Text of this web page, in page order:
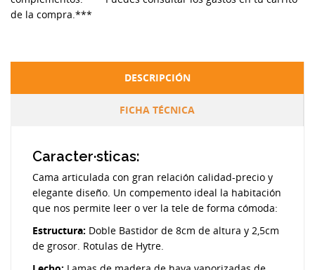
de la compra.***
DESCRIPCIÓN
FICHA TÉCNICA
Caracter·sticas:
Cama articulada con gran relación calidad-precio y
elegante diseño. Un compemento ideal la habitación
que nos permite leer o ver la tele de forma cómoda:
Estructura: Doble Bastidor de 8cm de altura y 2,5cm
de grosor. Rotulas de Hytre.